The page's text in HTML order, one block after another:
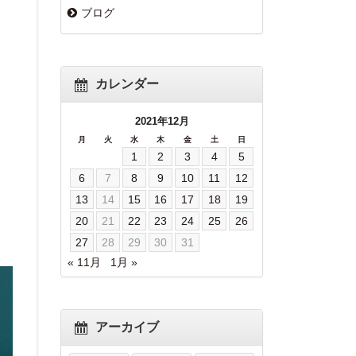
ブログ
カレンダー
2021年12月
月 火 水 木 金 土 日
1 2 3 4
5
6
7 8 9 10 11
12
13
14 15 16 17 18
19
20
21 22 23 24 25
26
27
28 29 30
31
« 11月
1月 »
アーカイブ